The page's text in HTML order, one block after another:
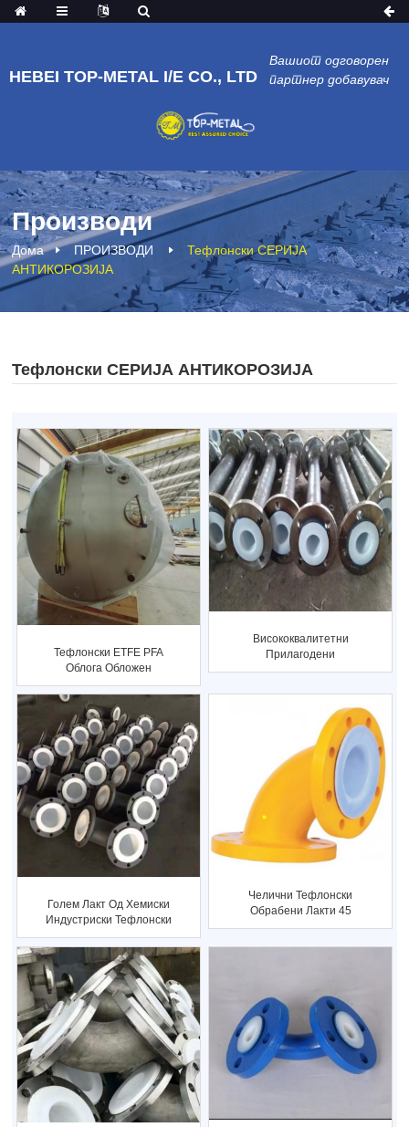
HEBEI TOP-METAL I/E CO., LTD
Вашиот одговорен
партнер добавувач
Производи
Дома ПРОИЗВОДИ
Тефлонски СЕРИЈА
АНТИКОРОЗИЈА
Тефлонски СЕРИЈА АНТИКОРОЗИЈА
Тефлонски ETFE PFA
Облога Обложен
Резервоар За Мешање
Складирање...
Висококвалитетни
Прилагодени
Тефлонски Обрабени
Голем Лакт Од Хемиски
Индустриски Тефлонски
Обложен L...
Челични Тефлонски
Обрабени Лакти 45
Степени